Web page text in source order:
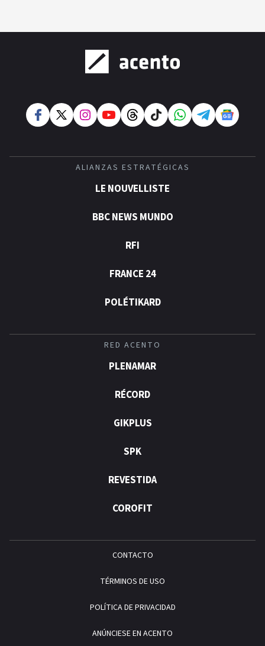
ALIANZAS ESTRATÉGICAS
LE NOUVELLISTE
BBC NEWS MUNDO
RFI
FRANCE 24
POLÉTIKARD
RED ACENTO
PLENAMAR
RÉCORD
GIKPLUS
SPK
REVESTIDA
COROFIT
CONTACTO
TÉRMINOS DE USO
POLÍTICA DE PRIVACIDAD
ANÚNCIESE EN ACENTO